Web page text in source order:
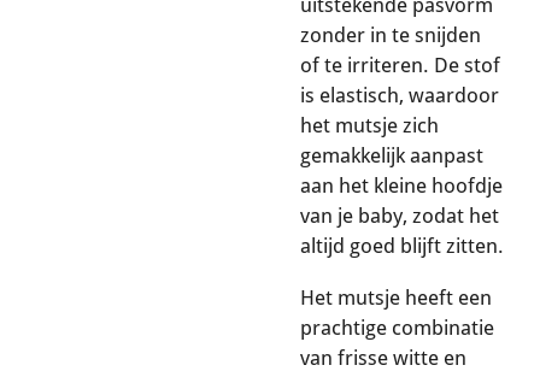
uitstekende pasvorm
zonder in te snijden
of te irriteren. De stof
is elastisch, waardoor
het mutsje zich
gemakkelijk aanpast
aan het kleine hoofdje
van je baby, zodat het
altijd goed blijft zitten.
Het mutsje heeft een
prachtige combinatie
van frisse witte en